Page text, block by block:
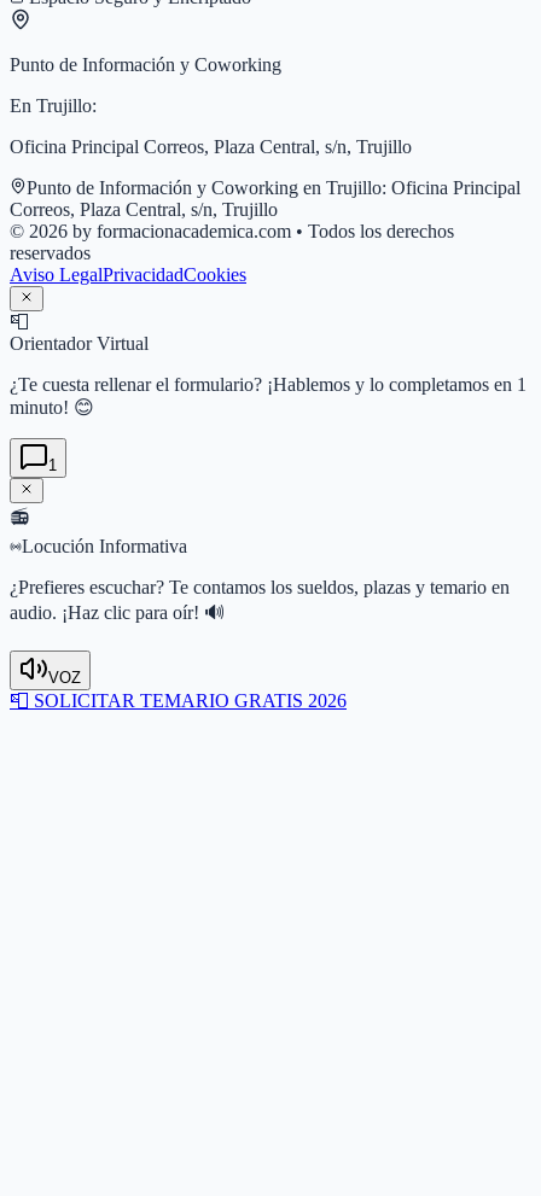
Punto de Información y Coworking
En Trujillo:
Oficina Principal Correos, Plaza Central, s/n, Trujillo
Punto de Información y Coworking en Trujillo: Oficina Principal
Correos, Plaza Central, s/n, Trujillo
© 2026 by formacionacademica.com • Todos los derechos
reservados
Aviso LegalPrivacidadCookies
📮
Orientador Virtual
¿Te cuesta rellenar el formulario? ¡Hablemos y lo completamos en 1
minuto! 😊
1
📻
Locución Informativa
¿Prefieres escuchar? Te contamos los sueldos, plazas y temario en
audio. ¡Haz clic para oír! 🔊
VOZ
📮 SOLICITAR TEMARIO GRATIS 2026